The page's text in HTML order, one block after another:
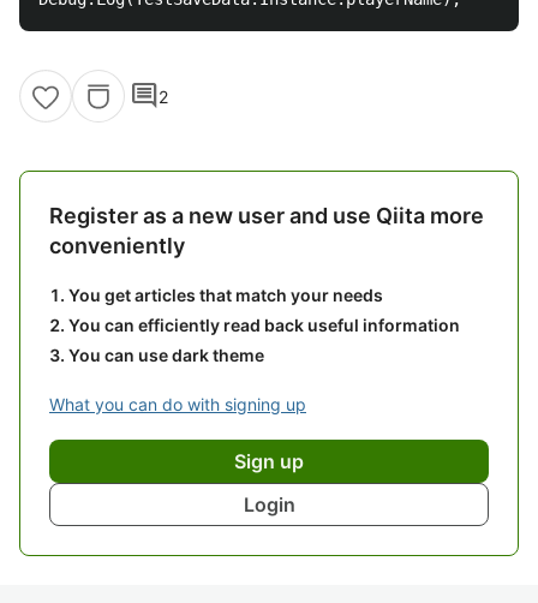
comment2
Register as a new user and use Qiita more
conveniently
You get articles that match your needs
You can efficiently read back useful information
You can use dark theme
What you can do with signing up
Sign up
Login